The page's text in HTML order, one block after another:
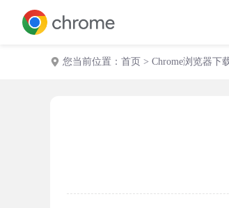
您当前位置： 首页 > Chrome浏览器下